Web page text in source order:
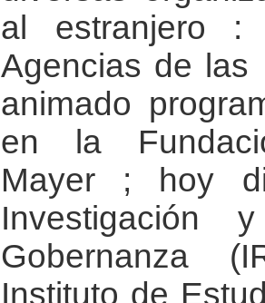
al estranjero :
Agencias de las
animado
en la
Mayer ; hoy
Investigación
Gobernanza
Instituto de